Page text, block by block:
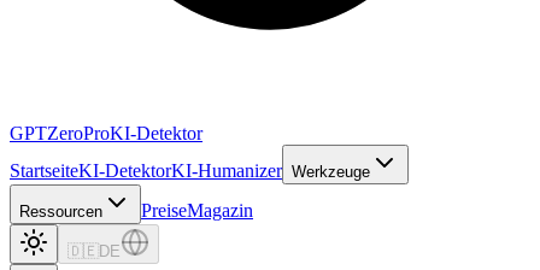
GPTZeroProKI-Detektor
StartseiteKI-DetektorKI-Humanizer Werkzeuge
Ressourcen PreiseMagazin
🇩🇪 DE